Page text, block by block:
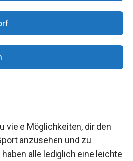
viele Möglichkeiten, dir den
anzusehen und zu
haben alle lediglich eine leichte